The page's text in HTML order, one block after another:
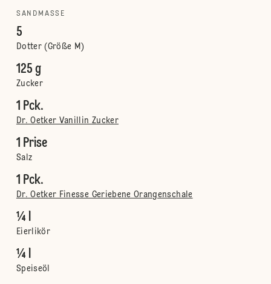
SANDMASSE
5
Dotter (Größe M)
125 g
Zucker
1 Pck.
Dr. Oetker Vanillin Zucker
1 Prise
Salz
1 Pck.
Dr. Oetker Finesse Geriebene Orangenschale
¼ l
Eierlikör
¼ l
Speiseöl